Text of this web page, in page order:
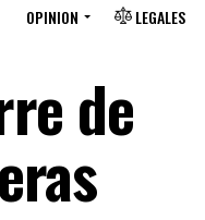
OPINION LEGALES
de